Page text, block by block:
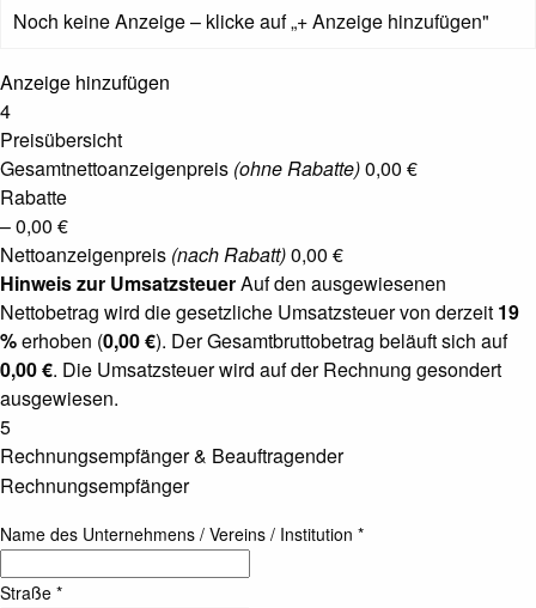
Noch keine Anzeige – klicke auf „+ Anzeige hinzufügen"
Anzeige hinzufügen
4
Preisübersicht
Gesamtnettoanzeigenpreis (ohne Rabatte)0,00 €
Rabatte
– 0,00 €
Nettoanzeigenpreis (nach Rabatt)0,00 €
Hinweis zur UmsatzsteuerAuf den ausgewiesenen
Nettobetrag wird die gesetzliche Umsatzsteuer von derzeit 19
%erhoben (0,00 €). Der Gesamtbruttobetrag beläuft sich auf
0,00 €. Die Umsatzsteuer wird auf der Rechnung gesondert
ausgewiesen.
5
Rechnungsempfänger & Beauftragender
Rechnungsempfänger
Name des Unternehmens / Vereins / Institution *
Straße *